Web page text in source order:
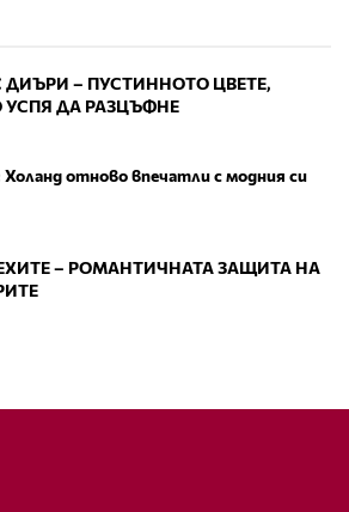
ДИЪРИ – ПУСТИННОТО ЦВЕТЕ,
УСПЯ ДА РАЗЦЪФНЕ
Холанд отново впечатли с модния си
– РОМАНТИЧНАТА ЗАЩИТА НА